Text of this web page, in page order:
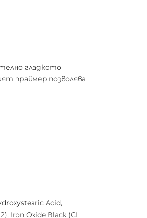
гладкото
праймер позволява
Acid,
Iron Oxide Black (CI